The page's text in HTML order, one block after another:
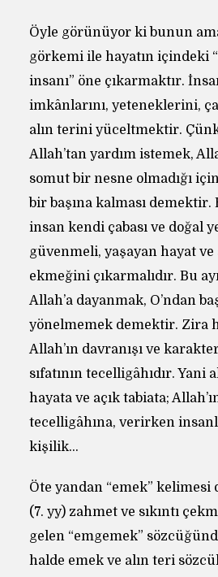
Öyle görünüyor ki bunun
görkemi ile hayatın içindeki
insanı” öne çıkarmaktır.
imkânlarını, yeteneklerini,
alın terini yüceltmektir.
Allah’tan yardım istemek,
somut bir nesne olmadığı
bir başına kalması
insan kendi çabası ve doğal
güvenmeli, yaşayan hayat ve
ekmeğini çıkarmalıdır. Bu
Allah’a dayanmak, O’ndan
yönelmemek demektir. Zira
Allah’ın davranışı ve
sıfatının tecelligâhıdır. Yani
hayata ve açık tabiata;
tecelligâhına, verirken
kişilik…
Öte yandan “emek” kelimesi
(7. yy) zahmet ve sıkıntı
gelen “emgemek”
halde emek ve alın teri